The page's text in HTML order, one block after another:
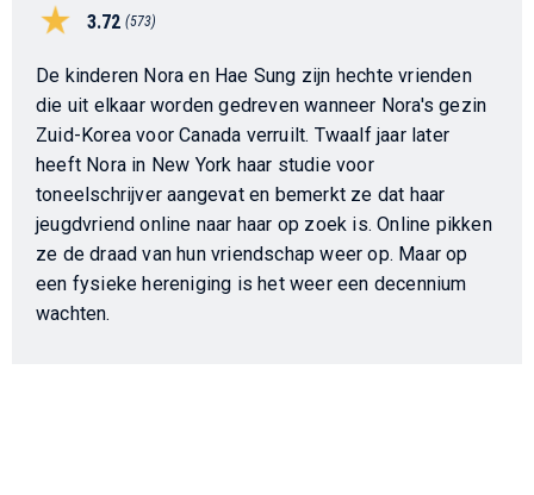
3.72 (573)
De kinderen Nora en Hae Sung zijn hechte vrienden
die uit elkaar worden gedreven wanneer Nora's gezin
Zuid-Korea voor Canada verruilt. Twaalf jaar later
heeft Nora in New York haar studie voor
toneelschrijver aangevat en bemerkt ze dat haar
jeugdvriend online naar haar op zoek is. Online pikken
ze de draad van hun vriendschap weer op. Maar op
een fysieke hereniging is het weer een decennium
wachten.